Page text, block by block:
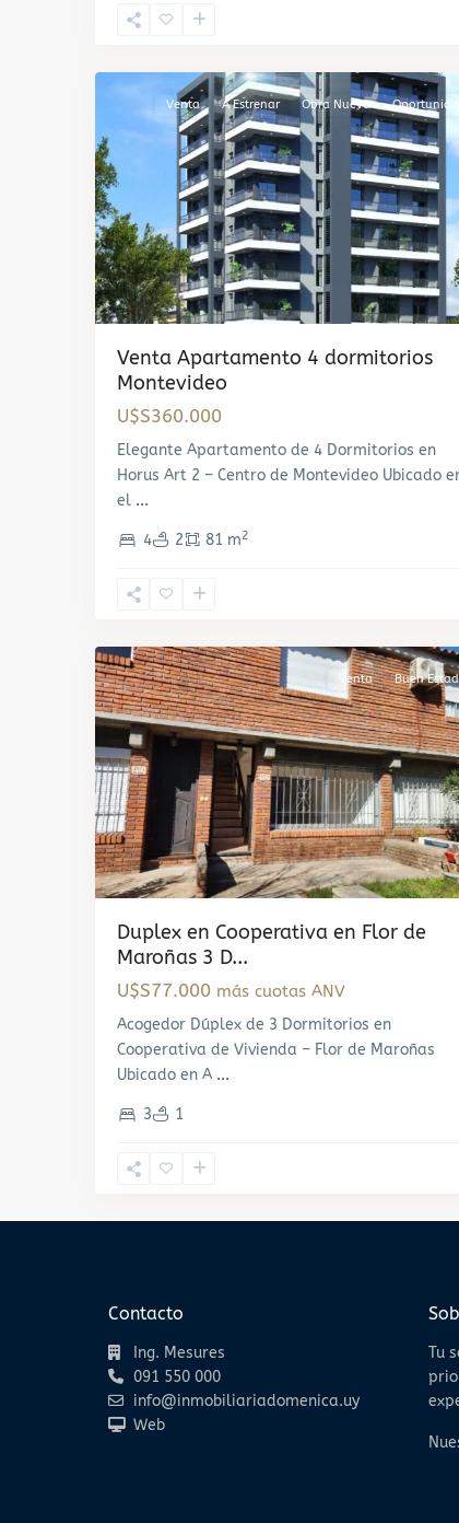
Centro,
Venta A Estrenar Obra Nueva
Venta Apartamento 4 dormitorios
Montevideo
U$S360.000
Elegante Apartamento de 4 Dormitorios en
Horus Art 2 – Centro de Montevideo Ubicado
el ...
4 2 81 m2
Flor
Maroñas
Venta Buen
Duplex en Cooperativa en Flor de
Maroñas 3 D...
U$S77.000 más cuotas ANV
Acogedor Dúplex de 3 Dormitorios en
Cooperativa de Vivienda – Flor de Maroñas
Ubicado en A ...
3 1
Contacto
Ing. Mesures
091 550 000
info@inmobiliariadomenica.uy
Web
Tu